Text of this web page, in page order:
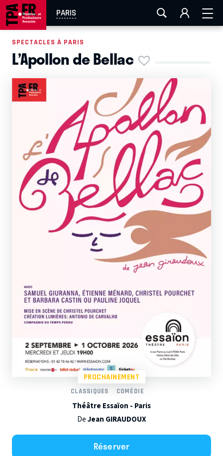
PARIS
AIX-MARSEILLE LA ROCHELLE
EN TOURNÉE
PROCHAINEMENT
SPECTACLES À PARIS
L’Apollon de Bellac
CLASSIQUES COMÉDIE
Théâtre Essaïon - Paris
DeJean GIRAUDOUX
Réserver